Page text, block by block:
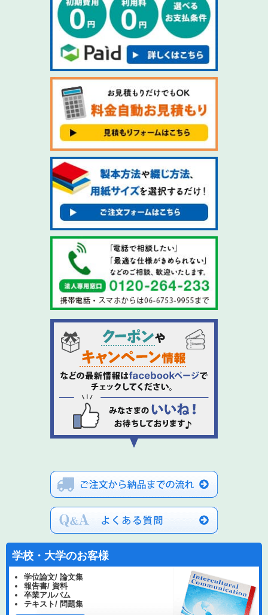
学校・大学のお客様
学位論文/ 論文集
報告書/ 資料
卒業アルバム
テキスト/ 問題集